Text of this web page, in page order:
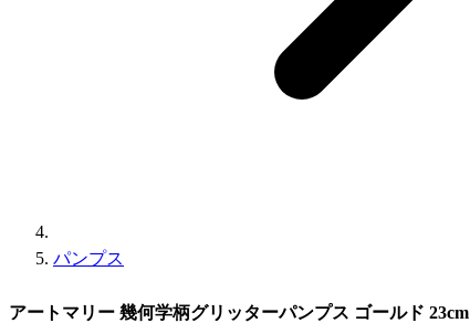
パンプス
アートマリー 幾何学柄グリッターパンプス ゴールド 23cm